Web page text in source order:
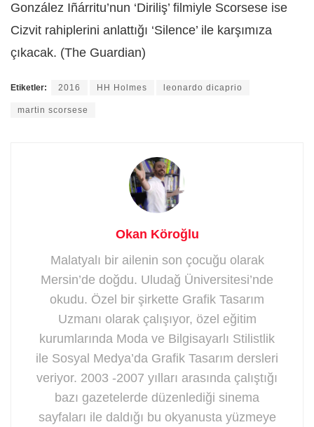
González Iñárritu’nun ‘Diriliş’ filmiyle Scorsese ise
Cizvit rahiplerini anlattığı ‘Silence’ ile karşımıza
çıkacak. (The Guardian)
Etiketler: 2016 HH Holmes leonardo dicaprio
martin scorsese
Okan Köroğlu
Malatyalı bir ailenin son çocuğu olarak
Mersin’de doğdu. Uludağ Üniversitesi’nde
okudu. Özel bir şirkette Grafik Tasarım
Uzmanı olarak çalışıyor, özel eğitim
kurumlarında Moda ve Bilgisayarlı Stilistlik
ile Sosyal Medya’da Grafik Tasarım dersleri
veriyor. 2003 -2007 yılları arasında çalıştığı
bazı gazetelerde düzenlediği sinema
sayfaları ile daldığı bu okyanusta yüzmeye